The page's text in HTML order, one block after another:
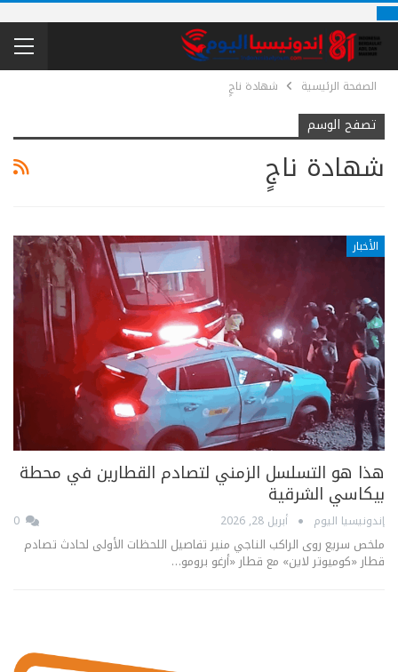
الصفحة الرئيسية شهادة ناجٍ
تصفح الوسم
شهادة ناجٍ
الأخبار
هذا هو التسلسل الزمني لتصادم القطارين في محطة
بيكاسي الشرقية
إندونيسيا اليوم أبريل 28, 2026
ملخص سريع روى الراكب الناجي منير تفاصيل اللحظات الأولى لحادث تصادم
قطار «كوميوتر لاين» مع قطار «أرغو برومو…